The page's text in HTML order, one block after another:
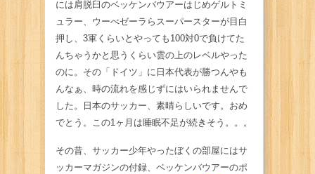
には肩脱臼のベッケンバウアーはじめゲルトミ
ュラー、ウーべゼーラらスーパースターが目白
押し、3軍くらいとやっても100対0で負けてた
んちゃうかと思うくらい雲の上のレベルやった
のに。その「ドイツ」に日本代表が勝つんやも
んなぁ、時の流れを感じずにはいられませんで
した。日本のサッカー、素晴らしいです。おめ
でとう。この1ヶ月は睡眠不足が続きそう。。。
その昔、サッカー少年やったぼくの部屋にはサ
ッカーマガジンの付録、ベッケンバウアーのポ